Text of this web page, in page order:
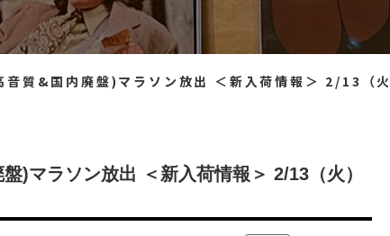
廃盤)マラソン放出 ＜新入荷情報＞ 2/13（火）20：00出品 ※通販リスト付
)マラソン放出 ＜新入荷情報＞ 2/13（火）